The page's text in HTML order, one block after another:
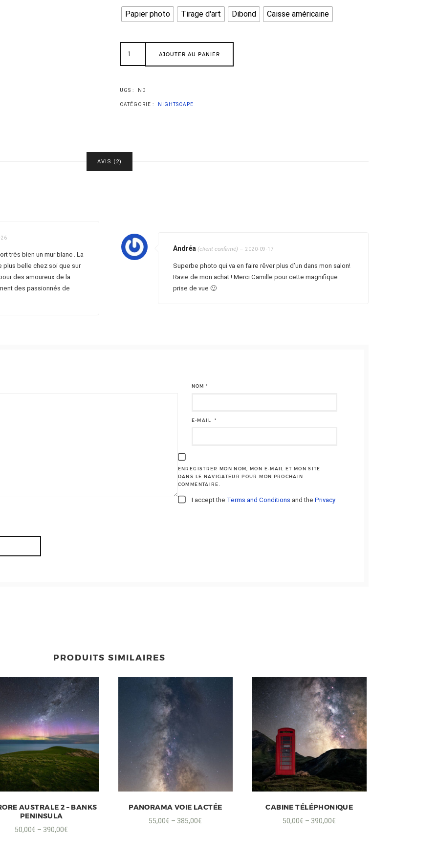
Papier photo Tirage d'art Dibond Caisse américaine
AJOUTER AU PANIER
UGS : ND
CATÉGORIE : NIGHTSCAPE
AVIS (2)
très bien un mur blanc . La
plus belle chez soi que sur
des amoureux de la
des passionnés de
Andréa (client confirmé) – 2020-09-17
Superbe photo qui va en faire rêver plus d’un dans mon salon!
Ravie de mon achat ! Merci Camille pour cette magnifique
prise de vue 🙂
NOM*
E-MAIL *
ENREGISTRER MON NOM, MON E-MAIL ET MON SITE
DANS LE NAVIGATEUR POUR MON PROCHAIN
COMMENTAIRE.
I accept the Terms and Conditions and the Privacy
PRODUITS SIMILAIRES
AUSTRALE 2 – BANKS
PENINSULA
50,00€ – 390,00€
PANORAMA VOIE LACTÉE
55,00€ – 385,00€
CABINE TÉLÉPHONIQUE
50,00€ – 390,00€